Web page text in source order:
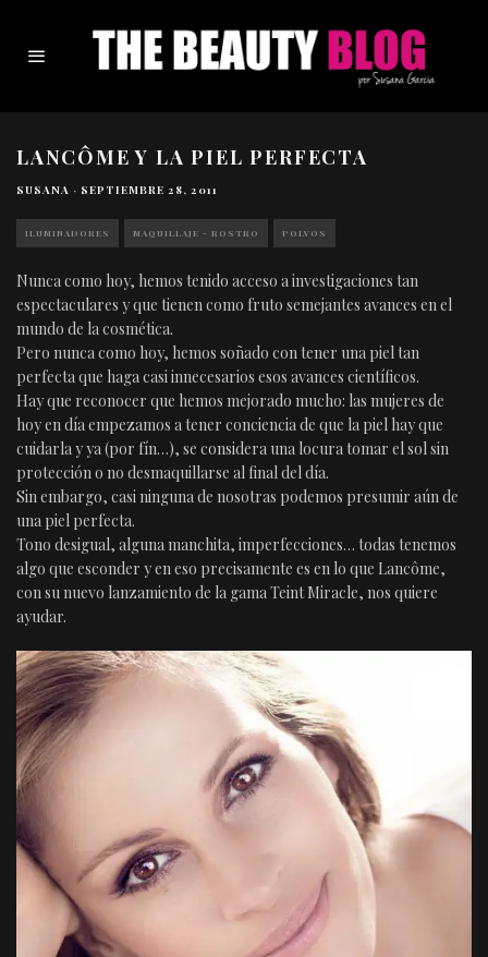
LANCÔME Y LA PIEL PERFECTA
SUSANA · SEPTIEMBRE 28, 2011
ILUMINADORES MAQUILLAJE - ROSTRO POLVOS
Nunca como hoy, hemos tenido acceso a investigaciones tan
espectaculares y que tienen como fruto semejantes avances en el
mundo de la cosmética.
Pero nunca como hoy, hemos soñado con tener una piel tan
perfecta que haga casi innecesarios esos avances científicos.
Hay que reconocer que hemos mejorado mucho: las mujeres de
hoy en día empezamos a tener conciencia de que la piel hay que
cuidarla y ya (por fín…), se considera una locura tomar el sol sin
protección o no desmaquillarse al final del día.
Sin embargo, casi ninguna de nosotras podemos presumir aún de
una piel perfecta.
Tono desigual, alguna manchita, imperfecciones… todas tenemos
algo que esconder y en eso precisamente es en lo que Lancôme,
con su nuevo lanzamiento de la gama Teint Miracle, nos quiere
ayudar.